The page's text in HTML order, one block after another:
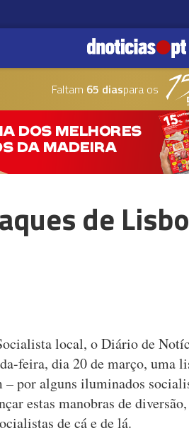
Faltam 65 diaspara os
de
local, o Diário de
feira, dia 20 de março, uma
– por alguns iluminados
estas manobras de
de cá e de lá.